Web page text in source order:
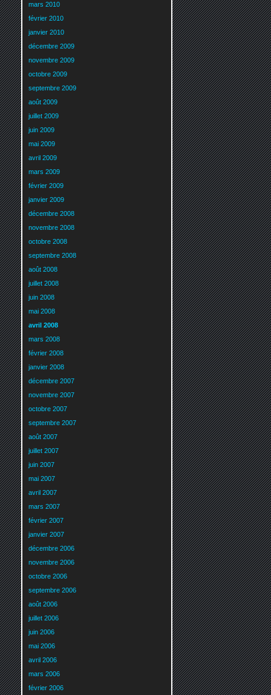
mars 2010
février 2010
janvier 2010
décembre 2009
novembre 2009
octobre 2009
septembre 2009
août 2009
juillet 2009
juin 2009
mai 2009
avril 2009
mars 2009
février 2009
janvier 2009
décembre 2008
novembre 2008
octobre 2008
septembre 2008
août 2008
juillet 2008
juin 2008
mai 2008
avril 2008
mars 2008
février 2008
janvier 2008
décembre 2007
novembre 2007
octobre 2007
septembre 2007
août 2007
juillet 2007
juin 2007
mai 2007
avril 2007
mars 2007
février 2007
janvier 2007
décembre 2006
novembre 2006
octobre 2006
septembre 2006
août 2006
juillet 2006
juin 2006
mai 2006
avril 2006
mars 2006
février 2006